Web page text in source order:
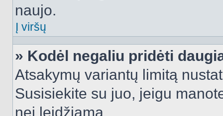
naujo.
Į viršų
» Kodėl negaliu pridėti
Atsakymų variantų limitą
Susisiekite su juo, jeigu
nei leidžiama.